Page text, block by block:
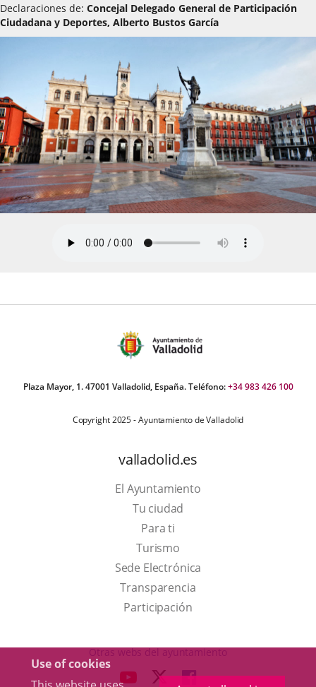
Use of cookies
Declaraciones de: Concejal Delegado General de Participación
Ciudadana y Deportes, Alberto Bustos García
Plaza Mayor, 1. 47001 Valladolid, España. Teléfono:+34 983 426 100
Copyright 2025 - Ayuntamiento de Valladolid
valladolid.es
El Ayuntamiento
Tu ciudad
Para ti
TurismoThis
link
will
open
a
Sede Electrónica
Transparencia
Participación
Otras webs del ayuntamiento
LINK LINKLINK